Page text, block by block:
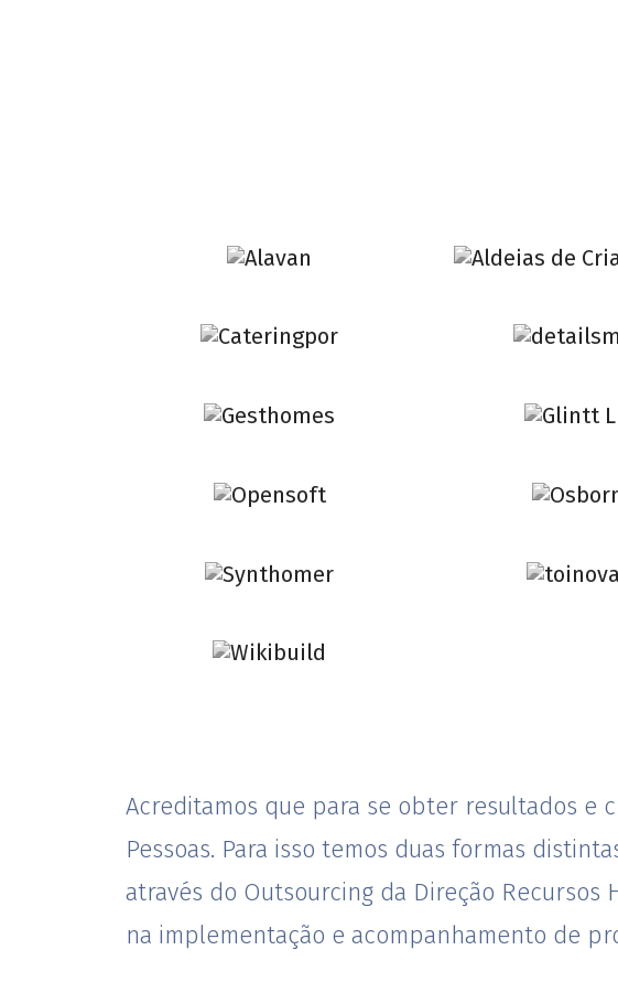
Acreditamos que para se obter resultados e
Pessoas. Para isso temos duas formas
através do Outsourcing da Direção
na implementação e acompanhamento de